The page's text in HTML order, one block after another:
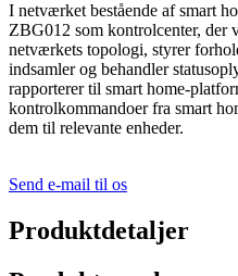
I netværket bestående af smart
ZBG012 som kontrolcenter, der
netværkets topologi, styrer
indsamler og behandler
rapporterer til smart home-
kontrolkommandoer fra smart
dem til relevante enheder.
Send e-mail til os
Produktdetaljer